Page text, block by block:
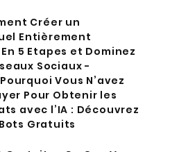
Créer un
Entièrement
5 Etapes et Dominez
Sociaux -
Pourquoi Vous N’avez
Pour Obtenir les
avec l’IA : Découvrez
Gratuits